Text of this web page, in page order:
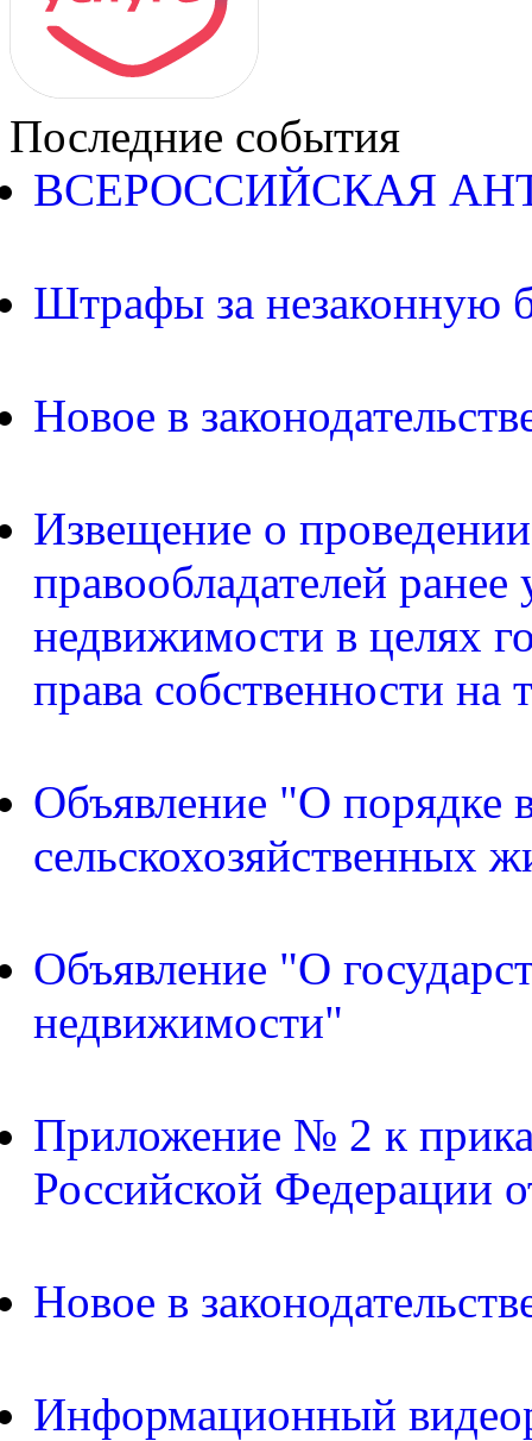
Последние события
ВСЕРОССИЙСКАЯ
Штрафы за незаконную
Новое в
Извещение о
правообладателей
недвижимости в целях
права собственности
Объявление "О порядке
сельскохозяйственных
Объявление "О
недвижимости"
Приложение № 2 к
Российской Федерации
Новое в
Информационный